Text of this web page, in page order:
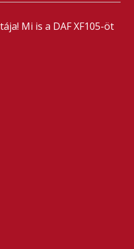
Mi is a DAF XF105-öt